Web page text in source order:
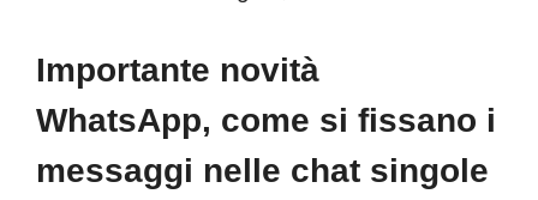
Importante novità
WhatsApp, come si fissano i
messaggi nelle chat singole